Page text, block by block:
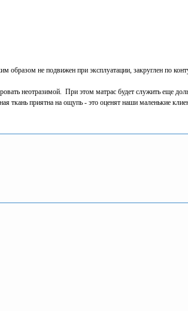
образом не подвижен при эксплуатации, закруглен по
неотразимой. При этом матрас будет служить еще
ткань приятна на ощупь - это оценят наши маленькие